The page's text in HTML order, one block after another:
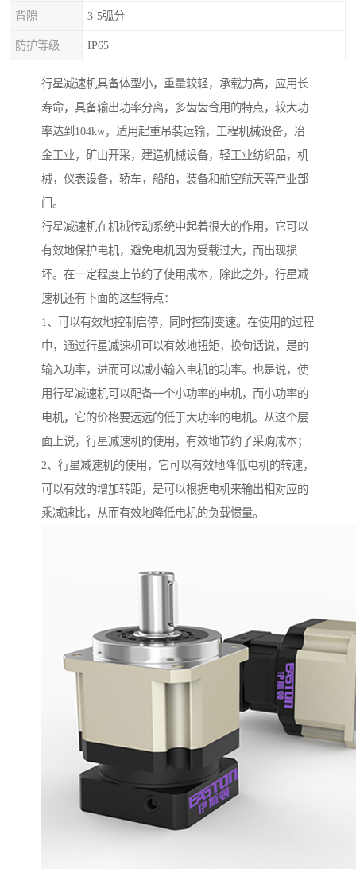
背隙 3-5弧分
防护等级 IP65
行星减速机具备体型小，重量较轻，承载力高，应用长
寿命，具备输出功率分离，多齿齿合用的特点，较大功
率达到104kw，适用起重吊装运输，工程机械设备，冶
金工业，矿山开采，建造机械设备，轻工业纺织品，机
械，仪表设备，轿车，船舶，装备和航空航天等产业部
门。
行星减速机在机械传动系统中起着很大的作用，它可以
有效地保护电机，避免电机因为受载过大，而出现损
坏。在一定程度上节约了使用成本，除此之外，行星减
速机还有下面的这些特点：
1、可以有效地控制启停，同时控制变速。在使用的过程
中，通过行星减速机可以有效地扭矩，换句话说，是的
输入功率，进而可以减小输入电机的功率。也是说，使
用行星减速机可以配备一个小功率的电机，而小功率的
电机，它的价格要远远的低于大功率的电机。从这个层
面上说，行星减速机的使用，有效地节约了采购成本；
2、行星减速机的使用，它可以有效地降低电机的转速，
可以有效的增加转距，是可以根据电机来输出相对应的
乘减速比，从而有效地降低电机的负载惯量。